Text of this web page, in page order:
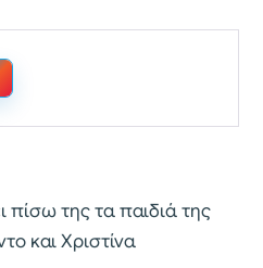
πίσω της τα παιδιά της
και Χριστίνα